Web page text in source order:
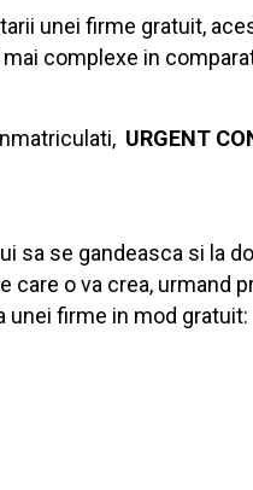
unei firme gratuit,
mai complexe in
URGENT
sa se gandeasca si la
o va crea,
unei firme in mod gratuit: